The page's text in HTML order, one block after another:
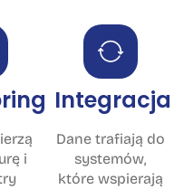
i
Integracja
Dane trafiają do
systemów,
które wspierają